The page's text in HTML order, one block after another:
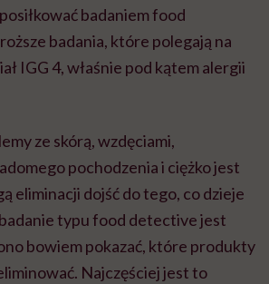
badaniem food
badania, które polegają na
IGG 4, właśnie pod kątem alergii
ze skórą, wzdęciami,
pochodzenia i ciężko jest
eliminacji dojść do tego, co dzieje
typu food detective jest
bowiem pokazać, które produkty
Najczęściej jest to